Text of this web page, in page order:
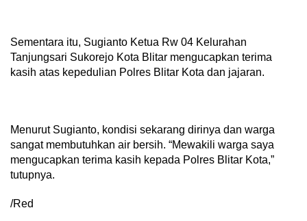
Sementara itu, Sugianto Ketua Rw 04 Kelurahan
Tanjungsari Sukorejo Kota Blitar mengucapkan terima
kasih atas kepedulian Polres Blitar Kota dan jajaran.
Menurut Sugianto, kondisi sekarang dirinya dan warga
sangat membutuhkan air bersih. “Mewakili warga saya
mengucapkan terima kasih kepada Polres Blitar Kota,”
tutupnya.
/Red